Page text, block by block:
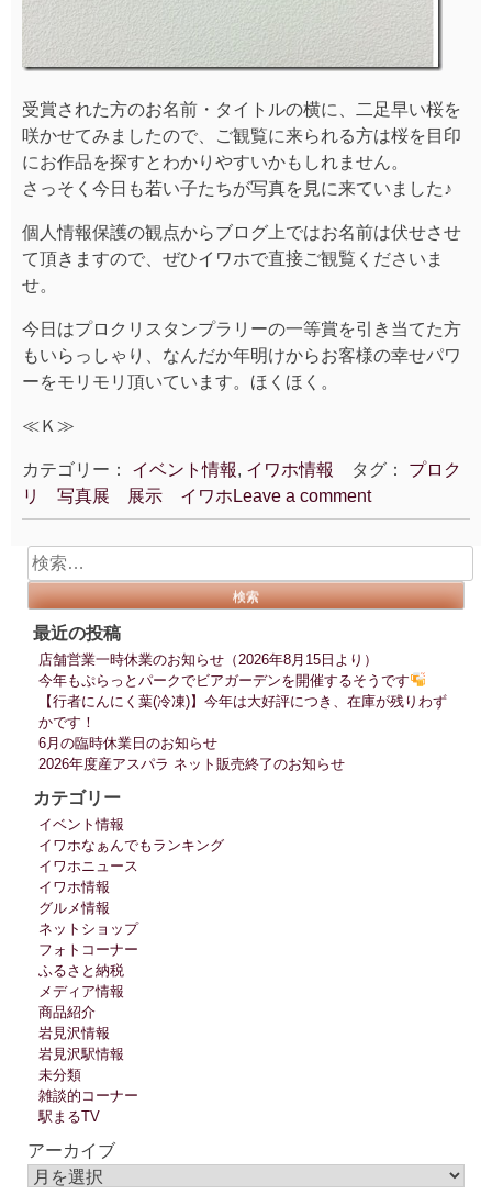
受賞された方のお名前・タイトルの横に、二足早い桜を
咲かせてみましたので、ご観覧に来られる方は桜を目印
にお作品を探すとわかりやすいかもしれません。
さっそく今日も若い子たちが写真を見に来ていました♪
個人情報保護の観点からブログ上ではお名前は伏せさせ
て頂きますので、ぜひイワホで直接ご観覧くださいま
せ。
今日はプロクリスタンプラリーの一等賞を引き当てた方
もいらっしゃり、なんだか年明けからお客様の幸せパワ
ーをモリモリ頂いています。ほくほく。
≪Ｋ≫
カテゴリー： イベント情報, イワホ情報 タグ： プロク
リ 写真展 展示 イワホ Leave a comment
検
索:
最近の投稿
店舗営業一時休業のお知らせ（2026年8月15日より）
今年もぷらっとパークでビアガーデンを開催するそうです
【行者にんにく葉(冷凍)】今年は大好評につき、在庫が残りわず
かです！
6月の臨時休業日のお知らせ
2026年度産アスパラ ネット販売終了のお知らせ
カテゴリー
イベント情報
イワホなぁんでもランキング
イワホニュース
イワホ情報
グルメ情報
ネットショップ
フォトコーナー
ふるさと納税
メディア情報
商品紹介
岩見沢情報
岩見沢駅情報
未分類
雑談的コーナー
駅まるTV
アーカイブ